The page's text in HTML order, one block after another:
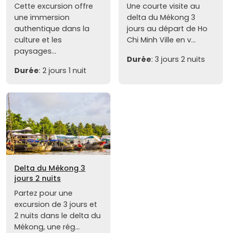
Cette excursion offre
une immersion
authentique dans la
culture et les
paysages...
Durée: 2 jours 1 nuit
Une courte visite au
delta du Mékong 3
jours au départ de Ho
Chi Minh Ville en v...
Durée: 3 jours 2 nuits
Delta du Mékong 3
jours 2 nuits
Partez pour une
excursion de 3 jours et
2 nuits dans le delta du
Mékong, une rég...